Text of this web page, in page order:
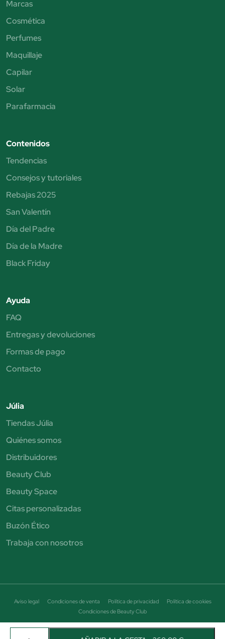
Marcas
Cosmética
Perfumes
Maquillaje
Capilar
Solar
Parafarmacia
Contenidos
Tendencias
Consejos y tutoriales
Rebajas 2025
San Valentín
Día del Padre
Día de la Madre
Black Friday
Ayuda
FAQ
Entregas y devoluciones
Formas de pago
Contacto
Júlia
Tiendas Júlia
Quiénes somos
Distribuidores
Beauty Club
Beauty Space
Citas personalizadas
Buzón Ético
Trabaja con nosotros
Aviso legal Condiciones de venta Política de privacidad
Política de cookies
Condiciones de Beauty Club
Avenida Puigcerda Nº7 08185 Lliça de Vall Email: info@perfumeriajulia.es Teléfono: +34